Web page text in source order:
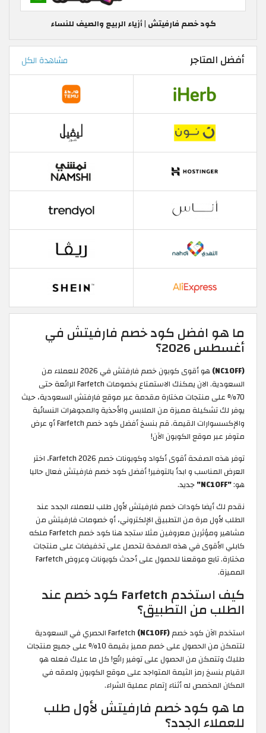
كود خصم فارفيتش | أزياء الربيع والصيف للنساء
أفضل المتاجر مشاهدة الكل
ما هو افضل كود خصم فارفيتش في
أغسطس 2026؟
(NC10FF)
هو أقوى كوبون خصم فارفتش في 2026 للعملاء من
السعودية. الان يمكنك الاستمتاع بخصومات Farfetch الرائعة حتى
70% على منتجات مختارة مقدمة عبر موقع فارفتش السعودية، حيث
يوفر لك تشكيلة مميزة من الملابس والأحذية والمجوهرات النسائية
والإكسسوارات القيمة. قم بنسخ أفضل كود خصم Farfetch أو عرض
متوفر عبر موقع الكوبون الآن!
توفر هذه الصفحة أقوى أكواد وكوبونات خصم Farfetch 2026، اختر
العرض المناسب و ابدأ بالتوفير! أفضل كود خصم فارفيتش فعال حاليا
هو:"NC10FF"
جديد.
نقدم لك أيضا كودات خصم فارفيتش لأول طلب للعملاء الجدد عند
الطلب لأول مرة من التطبيق الإلكتروني، أو خصومات فارفيتش من
مشاهير ومؤثرين معروفين مثلا ستجد هنا كود خصم Farfetch ملكه
كابلي الأقوى في هذه الصفحة لتحصل على تخفيضات على منتجات
مختارة. تابع موقعنا للحصول على أحدث كوبونات وعروض Farfetch
المميزة.
كيف استخدم Farfetch كود خصم عند
الطلب من التطبيق؟
استخدم الآن كود خصم Farfetch(NC10FF)
الحصري في السعودية
لتتمكن من الحصول على خصم مميز بقيمة 10% على جميع منتجات
طلبك وتتمكن من الحصول على توفير رائع! كل ما عليك فعله هو
القيام بنسخ رمز الثيمة المتواجد على موقع الكوبون ولصقه في
المكان المخصص له أثناء إتمام عملية الشراء.
ما هو كود خصم فارفيتش لأول طلب
للعملاء الجدد؟